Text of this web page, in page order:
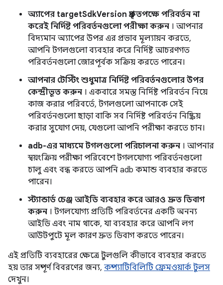
অ্যাপের targetSdkVersion প্রকৃতপক্ষে পরিবর্তন না
করেই নির্দিষ্ট পরিবর্তনগুলো পরীক্ষা করুন । আপনার
বিদ্যমান অ্যাপের উপর এর প্রভাব মূল্যায়ন করতে,
আপনি টগলগুলো ব্যবহার করে নির্দিষ্ট আচরণগত
পরিবর্তনগুলো জোরপূর্বক সক্রিয় করতে পারেন।
আপনার টেস্টিং শুধুমাত্র নির্দিষ্ট পরিবর্তনগুলোর উপর
কেন্দ্রীভূত করুন । একবারে সমস্ত নির্দিষ্ট পরিবর্তন নিয়ে
কাজ করার পরিবর্তে, টগলগুলো আপনাকে সেই
পরিবর্তনগুলো ছাড়া বাকি সব নির্দিষ্ট পরিবর্তন নিষ্ক্রিয়
করার সুযোগ দেয়, যেগুলো আপনি পরীক্ষা করতে চান।
adb-এর মাধ্যমে টগলগুলো পরিচালনা করুন । আপনার
স্বয়ংক্রিয় পরীক্ষা পরিবেশে টগলযোগ্য পরিবর্তনগুলো
চালু এবং বন্ধ করতে আপনি adb কমান্ড ব্যবহার করতে
পারেন।
স্ট্যান্ডার্ড চেঞ্জ আইডি ব্যবহার করে আরও দ্রুত ডিবাগ
করুন । টগলযোগ্য প্রতিটি পরিবর্তনের একটি অনন্য
আইডি এবং নাম থাকে, যা ব্যবহার করে আপনি লগ
আউটপুটে মূল কারণ দ্রুত ডিবাগ করতে পারেন।
এই প্রতিটি ব্যবহারের ক্ষেত্রে টুলগুলি কীভাবে ব্যবহার করতে
হয় তার সম্পূর্ণ বিবরণের জন্য, কম্প্যাটিবিলিটি ফ্রেমওয়ার্ক টুলস
দেখুন।